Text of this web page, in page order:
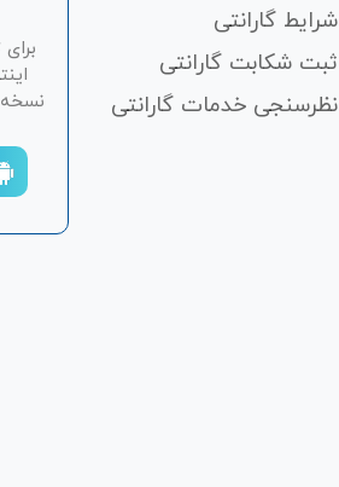
شرایط گارانتی
ثبت شکابت‌ گارانتی
نظرسنجی خدمات گارانتی
نسخه